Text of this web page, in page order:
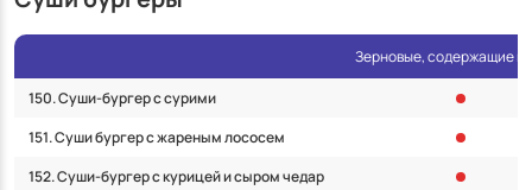
Зерновые, содержащие
150. Суши-бургер с сурими
151. Суши бургер с жареным лососем
152. Суши-бургер с курицей и сыром чедар